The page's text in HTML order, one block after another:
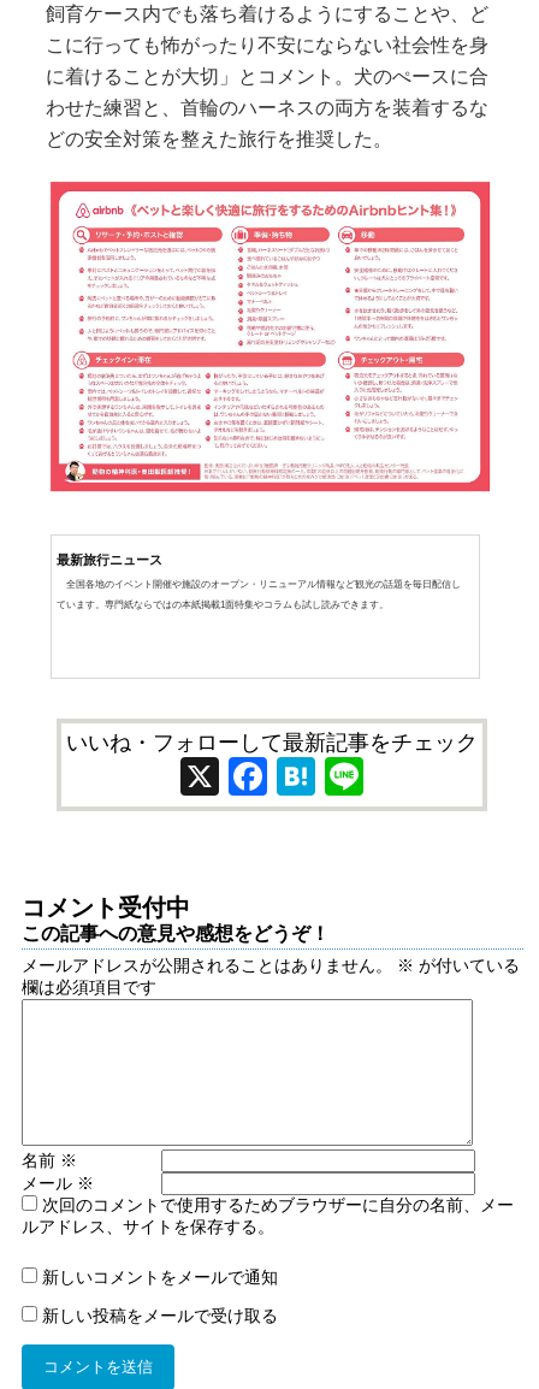
飼育ケース内でも落ち着けるようにすることや、ど
こに行っても怖がったり不安にならない社会性を身
に着けることが大切」とコメント。犬のぺースに合
わせた練習と、首輪のハーネスの両方を装着するな
どの安全対策を整えた旅行を推奨した。
最新旅行ニュース
全国各地のイベント開催や施設のオープン・リニューアル情報など観光の話題を毎日配信し
ています。専門紙ならではの本紙掲載1面特集やコラムも試し読みできます。
いいね・フォローして最新記事をチェック
X Facebook
Hatena
コメント受付中
この記事への意見や感想をどうぞ！
メールアドレスが公開されることはありません。 ※ が付いている
欄は必須項目です
名前 ※
メール ※
次回のコメントで使用するためブラウザーに自分の名前、メー
ルアドレス、サイトを保存する。
新しいコメントをメールで通知
新しい投稿をメールで受け取る